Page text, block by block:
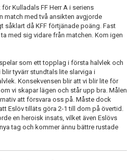
Kulladals FF Herr A i seriens
match med två ansikten avgjorde
såklart då KFF förtjänade poäng. Fast
med sig vidare från matchen. Kom igen
som ett topplag i första halvlek och
tyvärr stundtals lite slarviga i
Konsekvensen blir att vi blir lite för
vi skapar lägen och står upp bra. Målen
att försvara oss på. Måste dock
Eslöv tilläts göra 2-1 till dom på övertid.
en heroisk insats, vilket även Eslövs
tag och kommer ännu bättre rustade